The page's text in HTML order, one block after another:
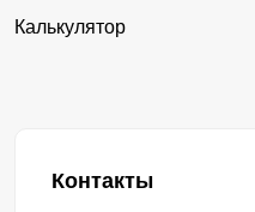
Калькулятор
Контакты